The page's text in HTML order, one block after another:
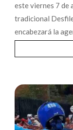
este viernes 7 de
tradicional
encabezará la